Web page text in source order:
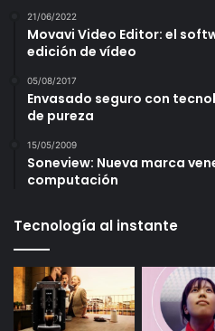
21/06/2022
Movavi Video Editor: el
edición de vídeo
05/08/2017
Envasado seguro con
de pureza
15/05/2009
Soneview: Nueva marca
computación
Tecnología al instante